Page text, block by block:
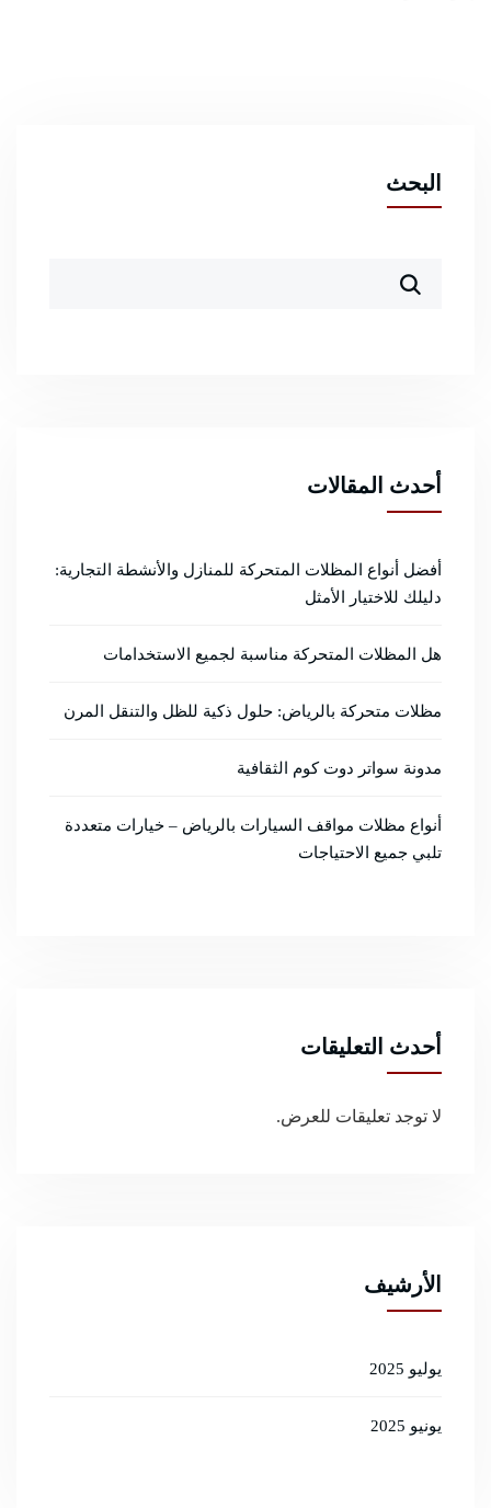
البحث
أحدث المقالات
أفضل أنواع المظلات المتحركة للمنازل والأنشطة التجارية:
دليلك للاختيار الأمثل
هل المظلات المتحركة مناسبة لجميع الاستخدامات
مظلات متحركة بالرياض: حلول ذكية للظل والتنقل المرن
مدونة سواتر دوت كوم الثقافية
أنواع مظلات مواقف السيارات بالرياض – خيارات متعددة
تلبي جميع الاحتياجات
أحدث التعليقات
لا توجد تعليقات للعرض.
الأرشيف
يوليو 2025
يونيو 2025